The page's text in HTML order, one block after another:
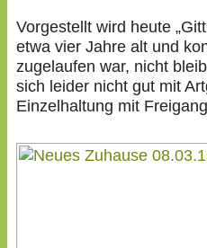
Vorgestellt wird heute
etwa vier Jahre alt und
zugelaufen war, nicht
sich leider nicht gut mit
Einzelhaltung mit